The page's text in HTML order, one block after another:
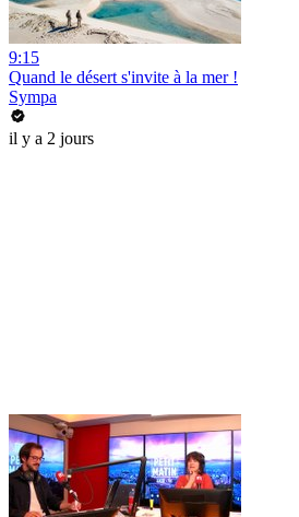
9:15
Quand le désert s'invite à la mer !
Sympa
il y a 2 jours